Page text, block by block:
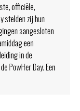
officiële,
stelden zij hun
aangesloten
een
in de
PowHer Day. Een